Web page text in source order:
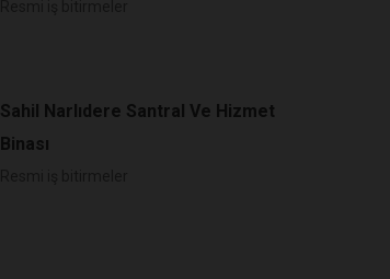
Sahil Narlıdere Santral Ve Hizmet
Binası